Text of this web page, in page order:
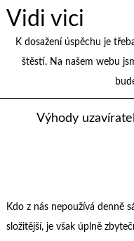
Vidi vici
K dosažení úspěchu je
štěstí. Na našem webu
Výhody
Kdo z nás nepoužívá denně
složitější, je však úplně